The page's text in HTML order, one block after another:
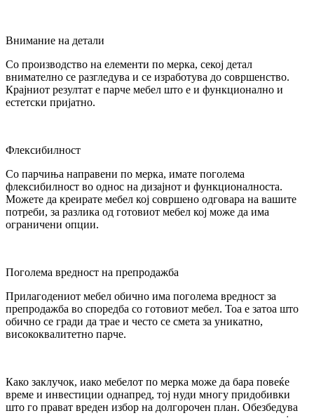
Внимание на детали
Со производство на елементи по мерка, секој детал
внимателно се разгледува и се изработува до совршенство.
Крајниот резултат е парче мебел што е и функционално и
естетски пријатно.
Флексибилност
Со парчиња направени по мерка, имате поголема
флексибилност во однос на дизајнот и функционалноста.
Можете да креирате мебел кој совршено одговара на вашите
потреби, за разлика од готовиот мебел кој може да има
ограничени опции.
Поголема вредност на препродажба
Прилагодениот мебел обично има поголема вредност за
препродажба во споредба со готовиот мебел. Тоа е затоа што
обично се гради да трае и често се смета за уникатно,
висококвалитетно парче.
Како заклучок, иако мебелот по мерка може да бара повеќе
време и инвестиции однапред, тој нуди многу придобивки
што го прават вреден избор на долгорочен план. Обезбедува